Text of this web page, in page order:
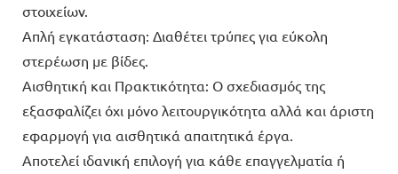
στοιχείων.
Απλή εγκατάσταση: Διαθέτει τρύπες για εύκολη
στερέωση με βίδες.
Αισθητική και Πρακτικότητα: Ο σχεδιασμός της
εξασφαλίζει όχι μόνο λειτουργικότητα αλλά και άριστη
εφαρμογή για αισθητικά απαιτητικά έργα.
Αποτελεί ιδανική επιλογή για κάθε επαγγελματία ή